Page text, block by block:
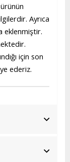
Ayrıca
eklenmiştir.
için son
ederiz.